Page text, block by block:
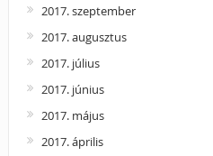
2017. szeptember
2017. augusztus
2017. július
2017. június
2017. május
2017. április